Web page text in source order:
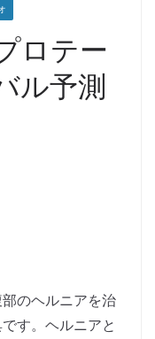
ロテー
ル予測
のヘルニアを治
す。ヘルニアと